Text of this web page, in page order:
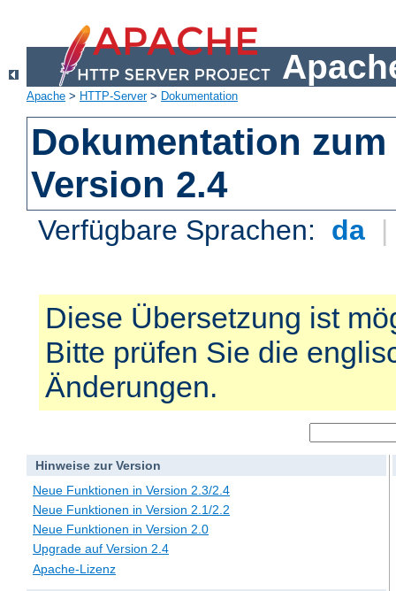
Apache > HTTP-Server> Dokumentation
Dokumentation zum
Version 2.4
Verfügbare Sprachen: da |
Diese Übersetzung ist
Bitte prüfen Sie die
Änderungen.
Hinweise zur Version
Neue Funktionen in Version 2.3/2.4
Neue Funktionen in Version 2.1/2.2
Neue Funktionen in Version 2.0
Upgrade auf Version 2.4
Apache-Lizenz